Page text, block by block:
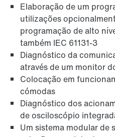
Elaboração de um
utilizações
programação de alto
também IEC 61131-3
Diagnóstico da
através de um monitor
Colocação em
cómodas
Diagnóstico dos
de osciloscópio
Um sistema modular de